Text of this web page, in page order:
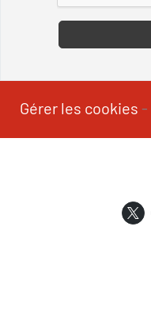
Gérer les cookies -